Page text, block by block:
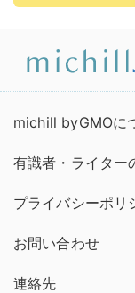
michill byGMOに
有識者・ライター
プライバシーポリ
お問い合わせ
連絡先